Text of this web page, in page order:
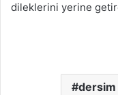
dileklerini yerine
dersim